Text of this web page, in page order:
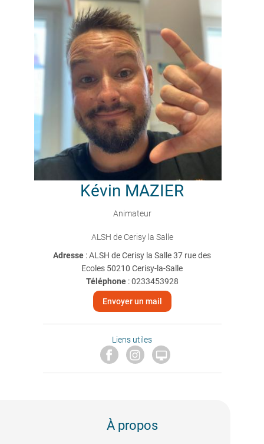
Kévin MAZIER
Animateur
ALSH de Cerisy la Salle
Adresse : ALSH de Cerisy la Salle 37 rue des
Ecoles 50210 Cerisy-la-Salle
Téléphone:0233453928
Envoyer un mail
Liens utiles

À propos